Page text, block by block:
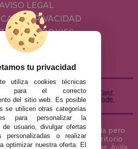
LEGAL
DE PRIVACIDAD
DE COOKIES
Y DEVOLUCIONES
está ubicada en Sevilla pero
a cualquier ciudad del territorio
tu privacidad
utiliza cookies técnicas
para el correcto
del sitio web. Es posible
se utilicen otras categorías
para personalizar la
de usuario, divulgar ofertas
personalizadas o realizar
optimizar nuestra oferta. El